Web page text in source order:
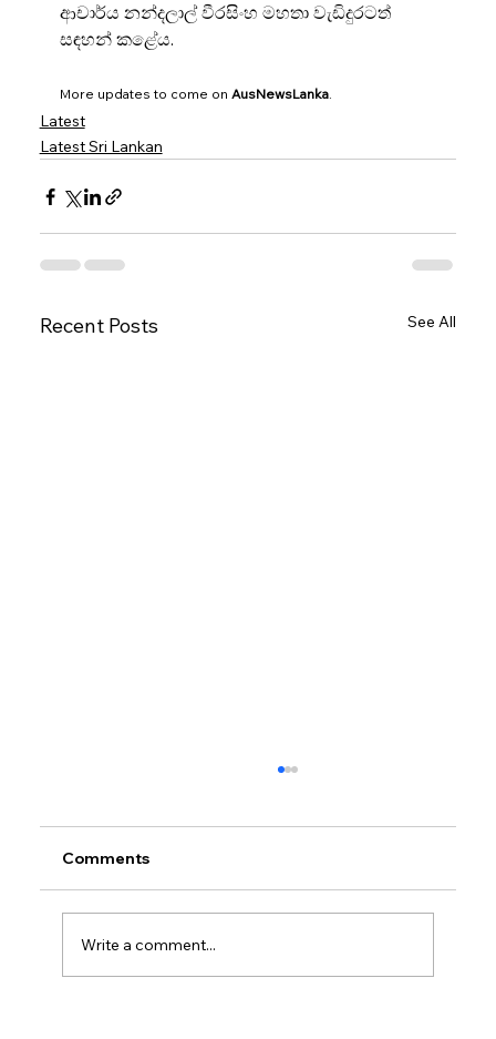
ආචාර්ය නන්දලාල් වීරසිංහ මහතා වැඩිදුරටත්
සඳහන් කළේය.
More updates to come on AusNewsLanka.
Latest
Latest Sri Lankan
Recent Posts See All
Comments
Write a comment...